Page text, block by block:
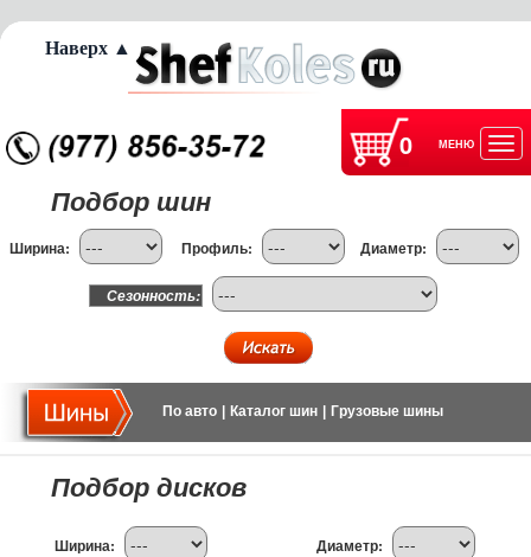
0 МЕНЮ
Подбор шин
Ширина: Профиль: Диаметр:
Сезонность:
По авто Каталог шин Грузовые шины
Подбор дисков
Ширина: Диаметр:
Наверх ▲